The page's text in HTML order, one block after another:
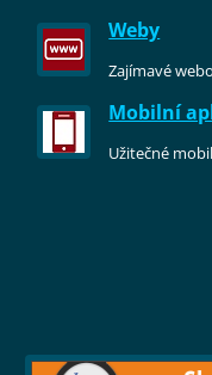
Weby
Zajímavé
Mobilní
Užitečné